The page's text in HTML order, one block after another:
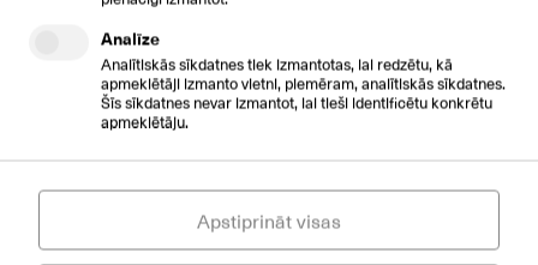
SMS Channel
Mail Channel
SMS Channel
Mail Channel
SMS Channel
Mail Channel
Analīze
Analītiskās sīkdatnes tiek izmantotas, lai redzētu, kā
apmeklētāji izmanto vietni, piemēram, analītiskās sīkdatnes.
Šīs sīkdatnes nevar izmantot, lai tieši identificētu konkrētu
apmeklētāju.
Apstiprināt visas